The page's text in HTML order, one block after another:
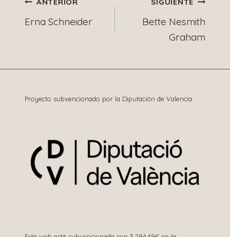
Navegación
de
Erna Schneider
Bette Nesmith
Graham
Proyecto subvencionado por la Diputación de Valencia